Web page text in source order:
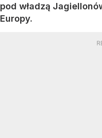
pod władzą
Europy.